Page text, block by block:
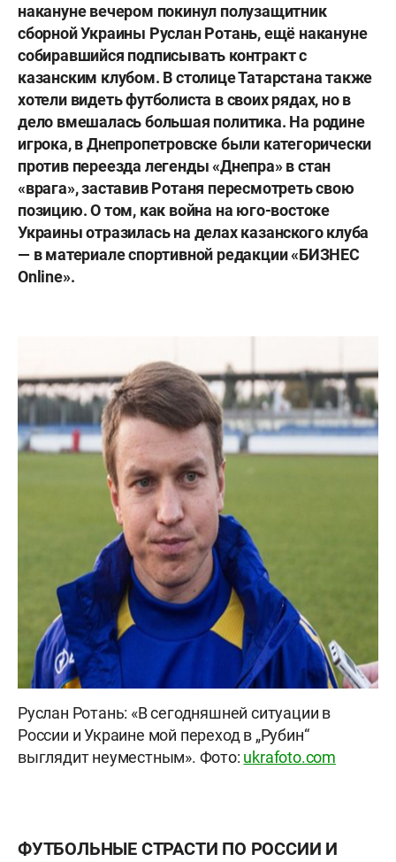
накануне вечером покинул полузащитник
сборной Украины Руслан Ротань, ещё накануне
собиравшийся подписывать контракт с
казанским клубом. В столице Татарстана также
хотели видеть футболиста в своих рядах, но в
дело вмешалась большая политика. На родине
игрока, в Днепропетровске были категорически
против переезда легенды «Днепра» в стан
«врага», заставив Ротаня пересмотреть свою
позицию. О том, как война на юго-востоке
Украины отразилась на делах казанского клуба
— в материале спортивной редакции «БИЗНЕС
Online».
Руслан Ротань: «В сегодняшней ситуации в
России и Украине мой переход в „Рубин“
выглядит неуместным». Фото: ukrafoto.com
ФУТБОЛЬНЫЕ СТРАСТИ ПО РОССИИ И